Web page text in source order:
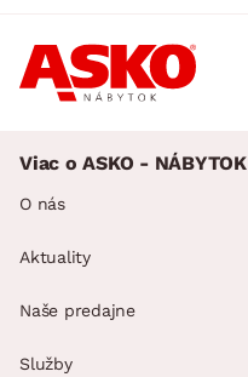
Viac o ASKO - NÁBYTOK
O nás
Aktuality
Naše predajne
Služby